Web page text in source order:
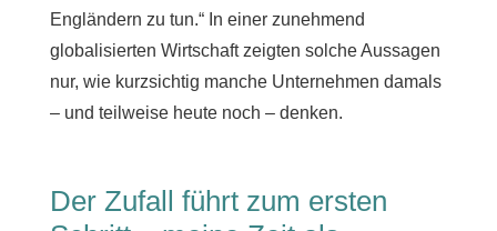
Engländern zu tun.“ In einer zunehmend
globalisierten Wirtschaft zeigten solche Aussagen
nur, wie kurzsichtig manche Unternehmen damals
– und teilweise heute noch – denken.
Der Zufall führt zum ersten